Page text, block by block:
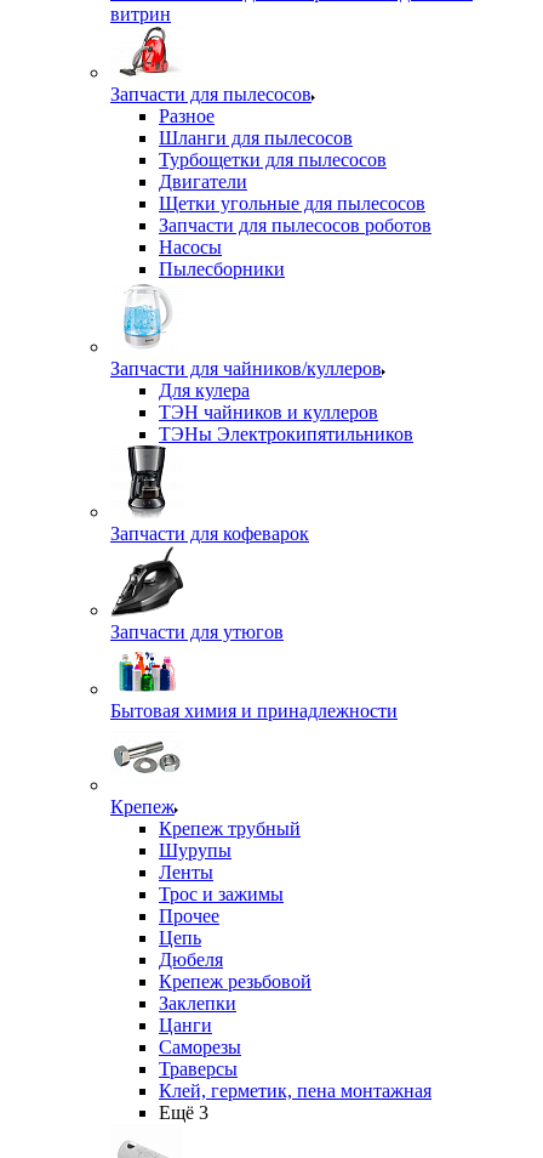
витрин
Запчасти для пылесосов
Разное
Шланги для пылесосов
Турбощетки для пылесосов
Двигатели
Щетки угольные для пылесосов
Запчасти для пылесосов роботов
Насосы
Пылесборники
Запчасти для чайников/куллеров
Для кулера
ТЭН чайников и куллеров
ТЭНы Электрокипятильников
Запчасти для кофеварок
Запчасти для утюгов
Бытовая химия и принадлежности
Крепеж
Крепеж трубный
Шурупы
Ленты
Трос и зажимы
Прочее
Цепь
Дюбеля
Крепеж резьбовой
Заклепки
Цанги
Саморезы
Траверсы
Клей, герметик, пена монтажная
Ещё 3